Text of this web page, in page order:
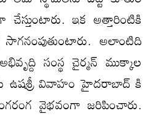
ఇక అత్తారింటికి
అలాంటిది
సంస్థ చైర్మన్ ముక్కాల
ఉషశ్రీ వివాహం హైదరాబాద్ కి
వైభవంగా జరిపించారు.